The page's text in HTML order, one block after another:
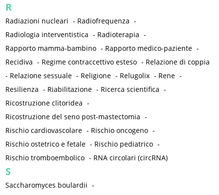
R
Radiazioni nucleari - Radiofrequenza -
Radiologia interventistica - Radioterapia -
Rapporto mamma-bambino - Rapporto medico-paziente -
Recidiva - Regime contraccettivo esteso - Relazione di coppia
- Relazione sessuale - Religione - Relugolix - Rene -
Resilienza - Riabilitazione - Ricerca scientifica -
Ricostruzione clitoridea -
Ricostruzione del seno post-mastectomia -
Rischio cardiovascolare - Rischio oncogeno -
Rischio ostetrico e fetale - Rischio pediatrico -
Rischio tromboembolico - RNA circolari (circRNA)
S
Saccharomyces boulardii -